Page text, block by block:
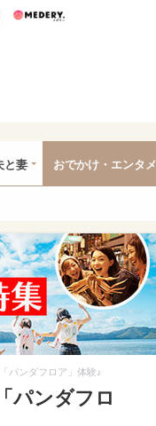
うまい肉
と妻 おでかけ・エンタメ
パンダフロア」体験♪
パンダフロ